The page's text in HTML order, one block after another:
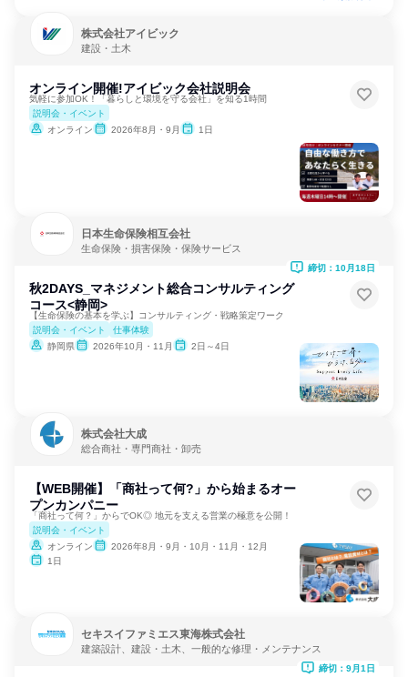
株式会社アイビック
建設・土木
オンライン開催!アイビック会社説明会
気軽に参加OK！「暮らしと環境を守る会社」を知る1時間
説明会・イベント
オンライン
2026年8月・9月 1日
日本生命保険相互会社
生命保険・損害保険・保険サービス
秋2DAYS_マネジメント総合コンサルティング
コース<静岡>
【生命保険の基本を学ぶ】コンサルティング・戦略策定ワーク
説明会・イベント
仕事体験
静岡県
2026年10月・11月 2日～4日
締切：10月18日
株式会社大成
総合商社・専門商社・卸売
【WEB開催】「商社って何?」から始まるオー
プンカンパニー
「商社って何？」からでOK◎ 地元を支える営業の極意を公開！
説明会・イベント
オンライン
2026年8月・9月・10月・11月・12月
1日
セキスイファミエス東海株式会社
建築設計、建設・土木、一般的な修理・メンテナンス
締切：9月1日